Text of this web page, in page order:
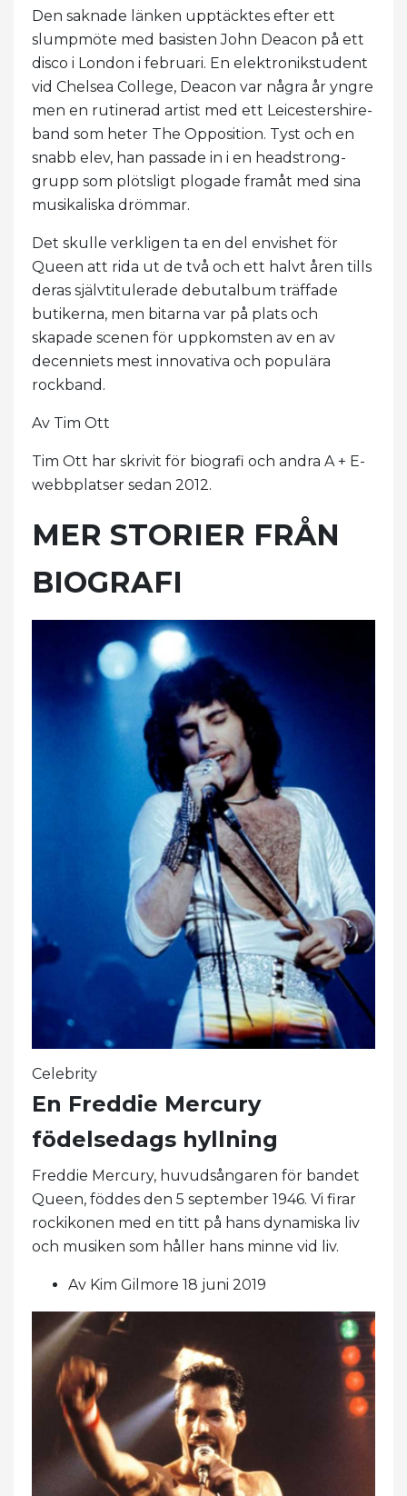
Den saknade länken upptäcktes efter ett
slumpmöte med basisten John Deacon på ett
disco i London i februari. En elektronikstudent
vid Chelsea College, Deacon var några år yngre
men en rutinerad artist med ett Leicestershire-
band som heter The Opposition. Tyst och en
snabb elev, han passade in i en headstrong-
grupp som plötsligt plogade framåt med sina
musikaliska drömmar.
Det skulle verkligen ta en del envishet för
Queen att rida ut de två och ett halvt åren tills
deras självtitulerade debutalbum träffade
butikerna, men bitarna var på plats och
skapade scenen för uppkomsten av en av
decenniets mest innovativa och populära
rockband.
Av Tim Ott
Tim Ott har skrivit för biografi och andra A + E-
webbplatser sedan 2012.
MER STORIER FRÅN
BIOGRAFI
Celebrity
En Freddie Mercury
födelsedags hyllning
Freddie Mercury, huvudsångaren för bandet
Queen, föddes den 5 september 1946. Vi firar
rockikonen med en titt på hans dynamiska liv
och musiken som håller hans minne vid liv.
Av Kim Gilmore 18 juni 2019